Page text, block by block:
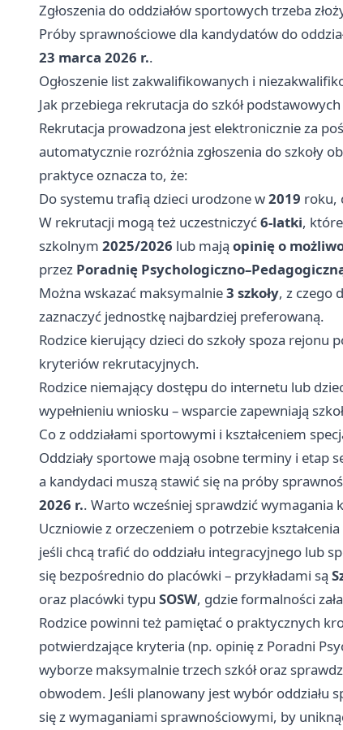
Zgłoszenia do oddziałów sportowych trzeba
Próby sprawnościowe dla kandydatów do
23 marca 2026 r..
Ogłoszenie list zakwalifikowanych i
Jak przebiega rekrutacja do szkół podstawowych
Rekrutacja prowadzona jest elektronicznie za
automatycznie rozróżnia zgłoszenia do szkoły
praktyce oznacza to, że:
Do systemu trafią dzieci urodzone w2019 roku,
W rekrutacji mogą też uczestniczyć6-latki,
szkolnym 2025/2026 lub mają opinię o
przez Poradnię
Można wskazać maksymalnie3 szkoły, z czego
zaznaczyć jednostkę najbardziej preferowaną.
Rodzice kierujący dzieci do szkoły spoza rejonu
kryteriów rekrutacyjnych.
Rodzice niemający dostępu do internetu lub
wypełnieniu wniosku – wsparcie zapewniają
Co z oddziałami sportowymi i kształceniem
Oddziały sportowe mają osobne terminy i etap
a kandydaci muszą stawić się na próby
2026 r.. Warto wcześniej sprawdzić wymagania
Uczniowie z orzeczeniem o potrzebie
jeśli chcą trafić do oddziału integracyjnego lub
się bezpośrednio do placówki – przykładami są
oraz placówki typu SOSW, gdzie formalności
Rodzice powinni też pamiętać o praktycznych
potwierdzające kryteria (np. opinię z Poradni
wyborze maksymalnie trzech szkół oraz
obwodem. Jeśli planowany jest wybór oddziału
się z wymaganiami sprawnościowymi, by